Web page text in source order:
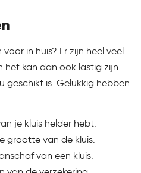
in huis? Er zijn heel veel
het kan dan ook lastig zijn
is. Gelukkig hebben
je kluis helder hebt.
grootte van de kluis.
van een kluis.